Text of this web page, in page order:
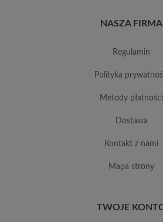
NASZA FIRMA
regulamin
polityka
metody płatności
dostawa
kontakt z nami
mapa strony
TWOJE